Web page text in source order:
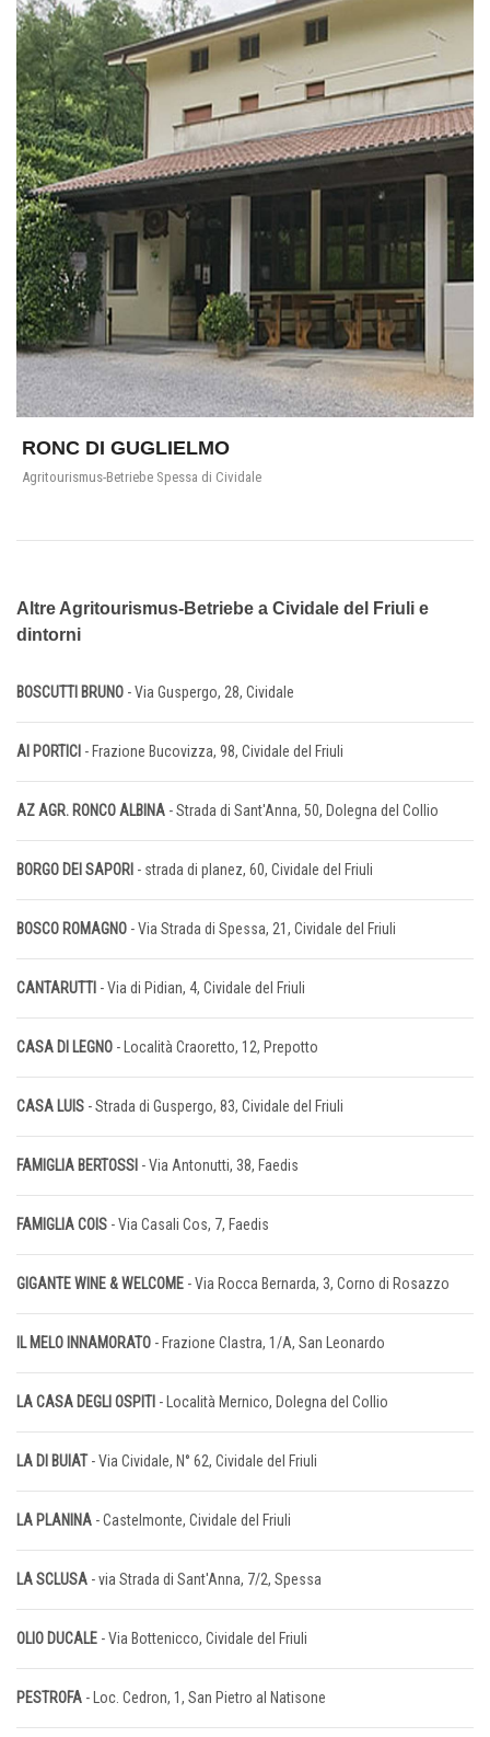
RONC DI GUGLIELMO
Agritourismus-Betriebe Spessa di Cividale
Altre Agritourismus-Betriebe a Cividale del Friuli e
dintorni
BOSCUTTI BRUNO - Via Guspergo, 28, Cividale
AI PORTICI - Frazione Bucovizza, 98, Cividale del Friuli
AZ AGR. RONCO ALBINA - Strada di Sant'Anna, 50, Dolegna del Collio
BORGO DEI SAPORI - strada di planez, 60, Cividale del Friuli
BOSCO ROMAGNO - Via Strada di Spessa, 21, Cividale del Friuli
CANTARUTTI - Via di Pidian, 4, Cividale del Friuli
CASA DI LEGNO - Località Craoretto, 12, Prepotto
CASA LUIS - Strada di Guspergo, 83, Cividale del Friuli
FAMIGLIA BERTOSSI - Via Antonutti, 38, Faedis
FAMIGLIA COIS - Via Casali Cos, 7, Faedis
GIGANTE WINE & WELCOME - Via Rocca Bernarda, 3, Corno di Rosazzo
IL MELO INNAMORATO - Frazione Clastra, 1/A, San Leonardo
LA CASA DEGLI OSPITI - Località Mernico, Dolegna del Collio
LA DI BUIAT- Via Cividale, N° 62, Cividale del Friuli
LA PLANINA - Castelmonte, Cividale del Friuli
LA SCLUSA - via Strada di Sant'Anna, 7/2, Spessa
OLIO DUCALE - Via Bottenicco, Cividale del Friuli
PESTROFA - Loc. Cedron, 1, San Pietro al Natisone